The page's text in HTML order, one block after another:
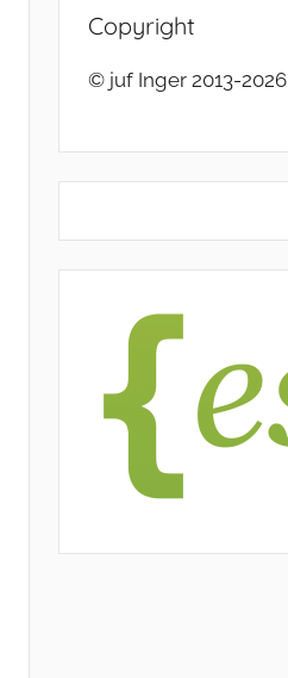
Copyright
© juf Inger 2013-2026